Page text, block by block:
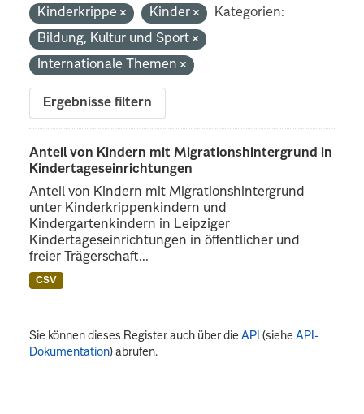
Kinderkrippe
Kinder
Kategorien:
Bildung, Kultur und Sport
Internationale Themen
Ergebnisse filtern
Anteil von Kindern mit Migrationshintergrund in
Kindertageseinrichtungen
Anteil von Kindern mit Migrationshintergrund
unter Kinderkrippenkindern und
Kindergartenkindern in Leipziger
Kindertageseinrichtungen in öffentlicher und
freier Trägerschaft...
CSV
Sie können dieses Register auch über dieAPI (sieheAPI-
Dokumentation) abrufen.